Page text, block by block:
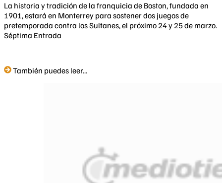
La historia y tradición de la franquicia de Boston, fundada en
1901, estará en Monterrey para sostener dos juegos de
pretemporada contra los Sultanes, el próximo 24 y 25 de marzo.
Séptima Entrada
También puedes leer...